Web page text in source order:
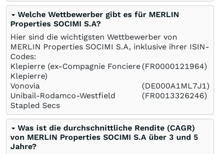
Welche Wettbewerber gibt es für MERLIN
Properties SOCIMI S.A?
Hier sind die wichtigsten Wettbewerber von
MERLIN Properties SOCIMI S.A, inklusive ihrer ISIN-
Codes:
Klepierre (ex-Compagnie Fonciere
Klepierre)
(FR0000121964)
Vonovia
(DE000A1ML7J1)
Unibail-Rodamco-Westfield
Stapled Secs
(FR0013326246)
Was ist die durchschnittliche Rendite (CAGR)
von MERLIN Properties SOCIMI S.A über 3 und 5
Jahre?